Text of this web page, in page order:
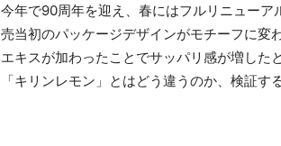
今年で90周年を迎え、春にはフルリニュー
売当初のパッケージデザインがモチーフに変
エキスが加わったことでサッパリ感が増した
「キリンレモン」とはどう違うのか、検証する